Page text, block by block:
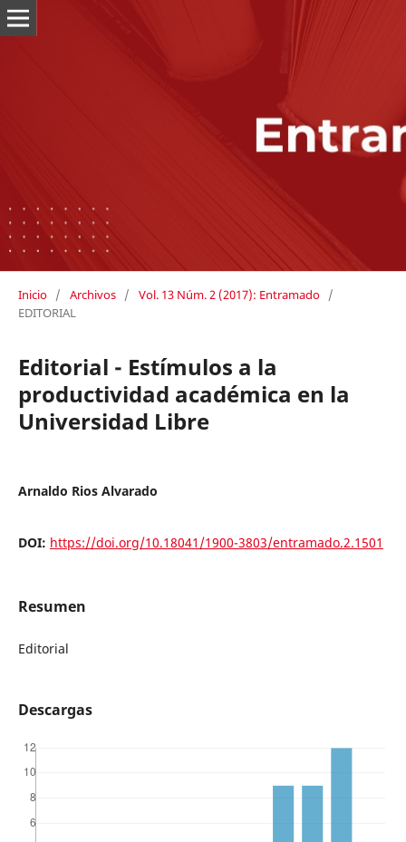
Inicio / Archivos / Vol. 13 Núm. 2 (2017): Entramado /
EDITORIAL
Editorial - Estímulos a la
productividad académica en la
Universidad Libre
Arnaldo Rios Alvarado
DOI: https://doi.org/10.18041/1900-3803/entramado.2.1501
Resumen
Editorial
Descargas